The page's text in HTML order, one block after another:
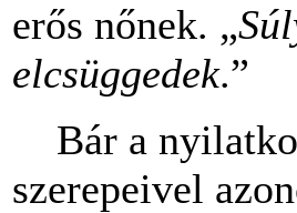
erős nőnek. „
elcsüggedek.”
Bár a
szerepeivel